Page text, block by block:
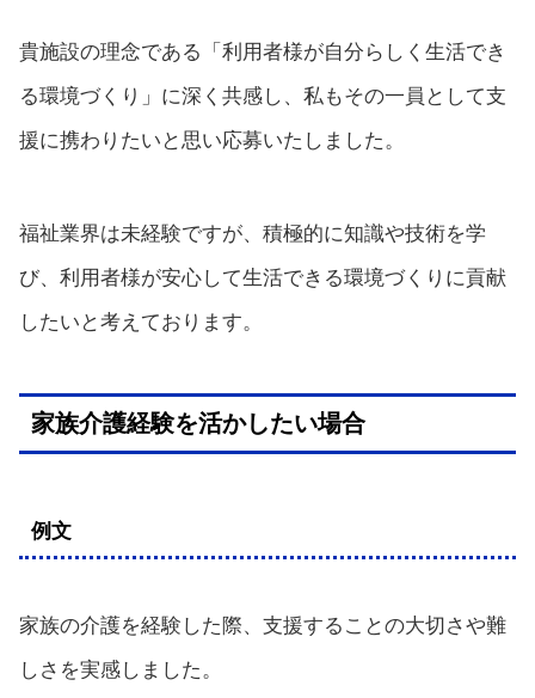
貴施設の理念である「利用者様が自分らしく生活でき
る環境づくり」に深く共感し、私もその一員として支
援に携わりたいと思い応募いたしました。
福祉業界は未経験ですが、積極的に知識や技術を学
び、利用者様が安心して生活できる環境づくりに貢献
したいと考えております。
家族介護経験を活かしたい場合
例文
家族の介護を経験した際、支援することの大切さや難
しさを実感しました。